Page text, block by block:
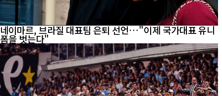
네이마르, 브라질 대표팀 은퇴 선언…"이제 국가대표 유니
폼을 벗는다"